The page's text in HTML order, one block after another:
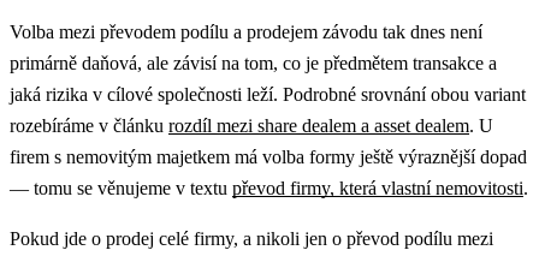
Volba mezi převodem podílu a prodejem závodu tak dnes není
primárně daňová, ale závisí na tom, co je předmětem transakce a
jaká rizika v cílové společnosti leží. Podrobné srovnání obou variant
rozebíráme v článku rozdíl mezi share dealem a asset dealem. U
firem s nemovitým majetkem má volba formy ještě výraznější dopad
— tomu se věnujeme v textu převod firmy, která vlastní nemovitosti.
Pokud jde o prodej celé firmy, a nikoli jen o převod podílu mezi